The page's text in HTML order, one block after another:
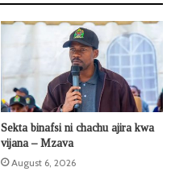
Sekta binafsi ni chachu ajira kwa
vijana – Mzava
August 6, 2026